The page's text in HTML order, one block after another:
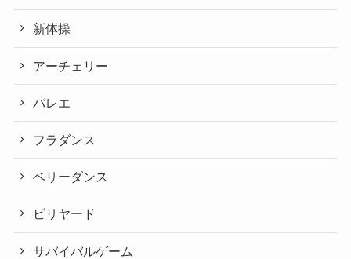
新体操
アーチェリー
バレエ
フラダンス
ベリーダンス
ビリヤード
サバイバルゲーム